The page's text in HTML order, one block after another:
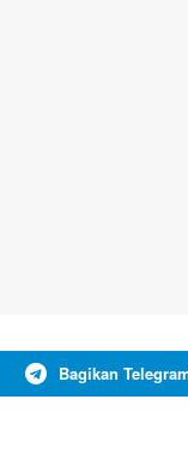
Bagikan